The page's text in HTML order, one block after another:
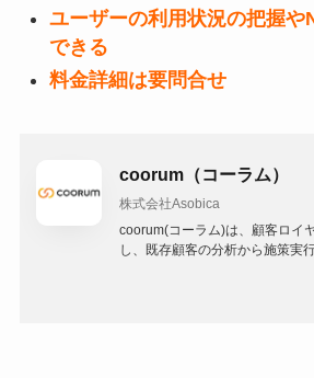
ユーザーの利用状況の把握や
できる
料金詳細は要問合せ
coorum（コーラム）
株式会社Asobica
coorum(コーラム)は、顧客ロイ
し、既存顧客の分析から施策実